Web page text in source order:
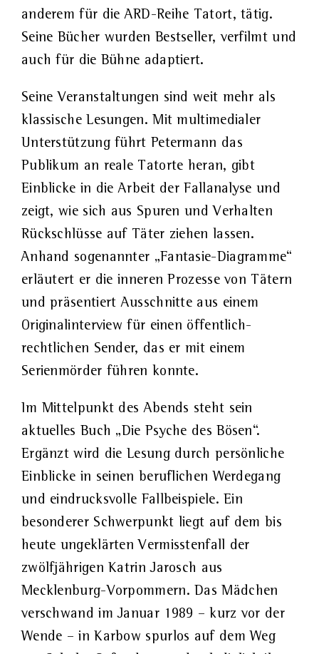
anderem für die ARD-Reihe Tatort, tätig.
Seine Bücher wurden Bestseller, verfilmt und
auch für die Bühne adaptiert.
Seine Veranstaltungen sind weit mehr als
klassische Lesungen. Mit multimedialer
Unterstützung führt Petermann das
Publikum an reale Tatorte heran, gibt
Einblicke in die Arbeit der Fallanalyse und
zeigt, wie sich aus Spuren und Verhalten
Rückschlüsse auf Täter ziehen lassen.
Anhand sogenannter „Fantasie-Diagramme“
erläutert er die inneren Prozesse von Tätern
und präsentiert Ausschnitte aus einem
Originalinterview für einen öffentlich-
rechtlichen Sender, das er mit einem
Serienmörder führen konnte.
Im Mittelpunkt des Abends steht sein
aktuelles Buch „Die Psyche des Bösen“.
Ergänzt wird die Lesung durch persönliche
Einblicke in seinen beruflichen Werdegang
und eindrucksvolle Fallbeispiele. Ein
besonderer Schwerpunkt liegt auf dem bis
heute ungeklärten Vermisstenfall der
zwölfjährigen Katrin Jarosch aus
Mecklenburg-Vorpommern. Das Mädchen
verschwand im Januar 1989 – kurz vor der
Wende – in Karbow spurlos auf dem Weg